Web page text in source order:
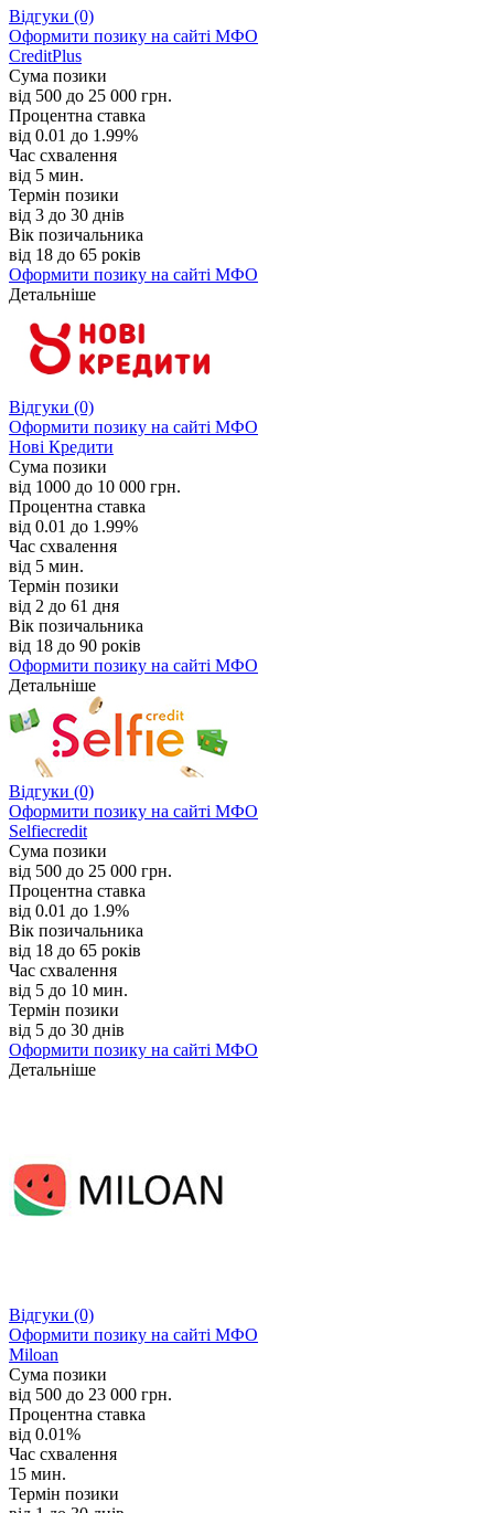
Відгуки (0)
Оформити позику на сайті МФО
CreditPlus
Сума позики
від 500 до 25 000 грн.
Процентна ставка
від 0.01 до 1.99%
Час схвалення
від 5 мин.
Термін позики
від 3 до 30 днів
Вік позичальника
від 18 до 65 років
Оформити позику на сайті МФО
Детальніше
Відгуки (0)
Оформити позику на сайті МФО
Нові Кредити
Сума позики
від 1000 до 10 000 грн.
Процентна ставка
від 0.01 до 1.99%
Час схвалення
від 5 мин.
Термін позики
від 2 до 61 дня
Вік позичальника
від 18 до 90 років
Оформити позику на сайті МФО
Детальніше
Відгуки (0)
Оформити позику на сайті МФО
Selfiecredit
Сума позики
від 500 до 25 000 грн.
Процентна ставка
від 0.01 до 1.9%
Вік позичальника
від 18 до 65 років
Час схвалення
від 5 до 10 мин.
Термін позики
від 5 до 30 днів
Оформити позику на сайті МФО
Детальніше
Відгуки (0)
Оформити позику на сайті МФО
Miloan
Сума позики
від 500 до 23 000 грн.
Процентна ставка
від 0.01%
Час схвалення
15 мин.
Термін позики